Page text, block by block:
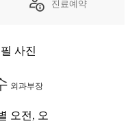
진료예약
외과부장
오전, 오